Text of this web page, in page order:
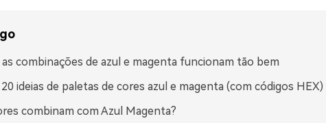
as combinações de azul e magenta funcionam tão bem
ideias de paletas de cores azul e magenta (com códigos HEX)
combinam com Azul Magenta?